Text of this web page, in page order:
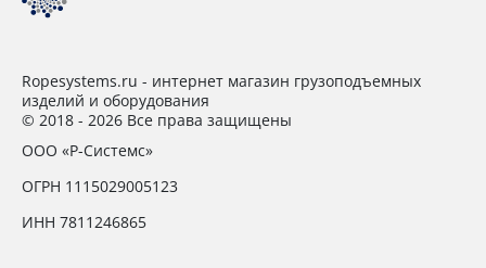
Ropesystems.ru - интернет магазин грузоподъемных
изделий и оборудования
© 2018 - 2026 Все права защищены
ООО «Р-Системс»
ОГРН 1115029005123
ИНН 7811246865